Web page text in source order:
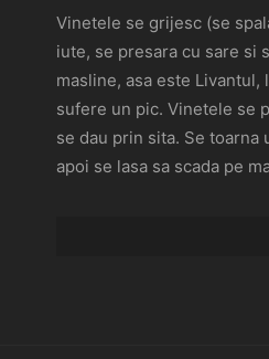
Vinetele se grijesc (se
iute, se presara cu sare si
masline, asa este
sufere un pic. Vinetele se
se dau prin sita. Se toarna
apoi se lasa sa scada pe